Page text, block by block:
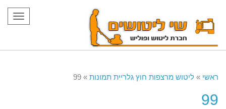
ראשי » ליטוש מרצפות חוץ גלריית תמונות »
99
99